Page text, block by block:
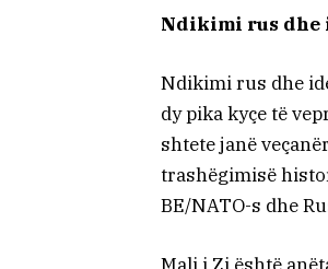
Ndikimi rus dhe
Ndikimi rus dhe
dy pika kyçe të
shtete janë
trashëgimisë
BE/NATO-s dhe